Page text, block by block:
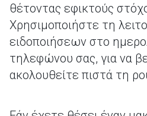
θέτοντας εφικτούς
Χρησιμοποιήστε τη
ειδοποιήσεων στο
τηλεφώνου σας, για να
ακολουθείτε πιστά τη